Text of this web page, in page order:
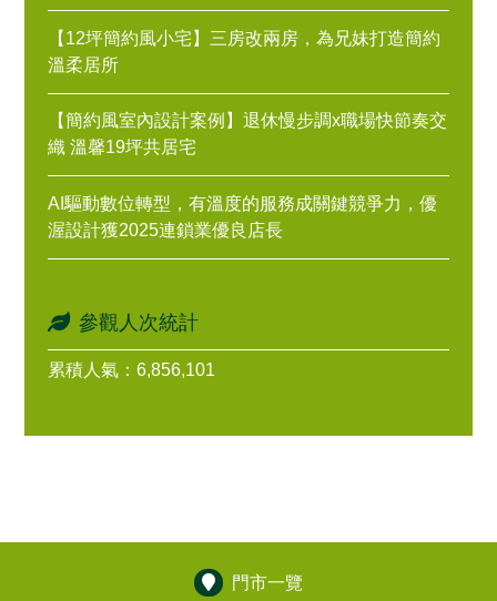
【12坪簡約風小宅】三房改兩房，為兄妹打造簡約
溫柔居所
【簡約風室內設計案例】退休慢步調x職場快節奏交
織 溫馨19坪共居宅
AI驅動數位轉型，有溫度的服務成關鍵競爭力，優
渥設計獲2025連鎖業優良店長
參觀人次統計
累積人氣：6,856,101
門市一覽